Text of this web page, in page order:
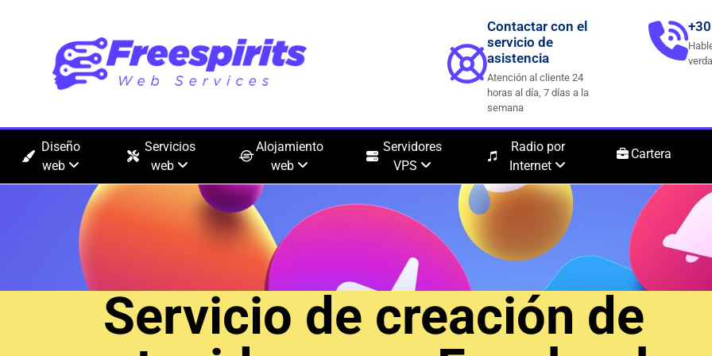
Contactar con el
servicio de
asistencia
Atención al cliente 24
horas al día, 7 días a la
semana
Diseño
web
Servicios
web
Alojamiento
web
Servidores
VPS
Radio por
Internet
Cartera
Servicio de creación de